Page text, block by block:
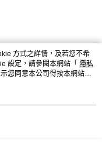
失，本公司不負相關責
形，本公司將視審查結果
若發現惡意使用之情形，
度並採取法律行動。
方式之詳情，及若您不希
設定，請參閱本網站「 隱私
您同意本公司得按本網站使